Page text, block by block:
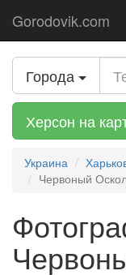
Gorodovik.com
Города
Херсон на
Украина
Червоный